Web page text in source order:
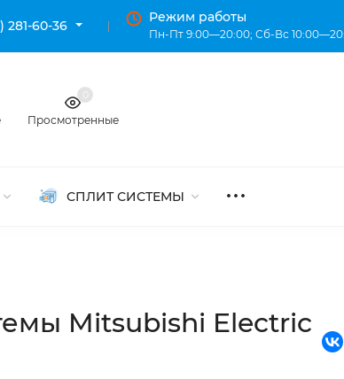
281-60-36
Режим работы
Пн-Пт 9:00—20:00; Сб-Вс
Просмотренные
СПЛИТ СИСТЕМЫ
Mitsubishi Electric